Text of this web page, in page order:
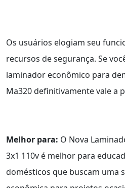
Os usuários elogiam seu
recursos de segurança. Se
laminador econômico para
Ma320 definitivamente vale a
Melhor para: O Nova
3x1 110v é melhor para
domésticos que buscam uma